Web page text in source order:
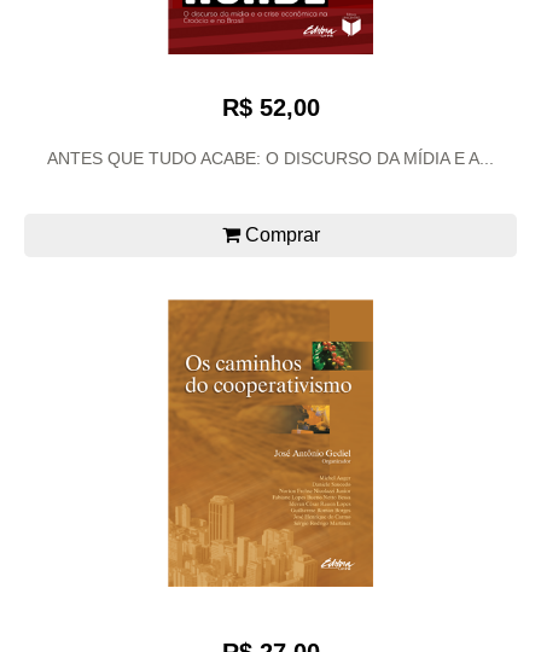
R$ 52,00
ANTES QUE TUDO ACABE: O DISCURSO DA MÍDIA E A...
Comprar